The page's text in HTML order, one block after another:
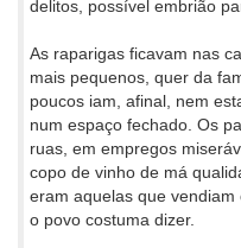
delitos, possível embrião
As raparigas ficavam nas
mais pequenos, quer da
poucos iam, afinal, nem
num espaço fechado. Os
ruas, em empregos
copo de vinho de má
eram aquelas que vendiam
o povo costuma dizer.